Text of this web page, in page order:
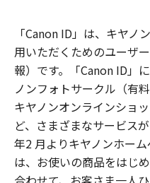
「Canon ID」は、キヤノ
用いただくためのユーザ
報）です。「Canon ID」
ノンフォトサークル（有
キヤノンオンラインショ
ど、さまざまなサービス
年2 月よりキヤノンホー
は、お使いの商品をはじ